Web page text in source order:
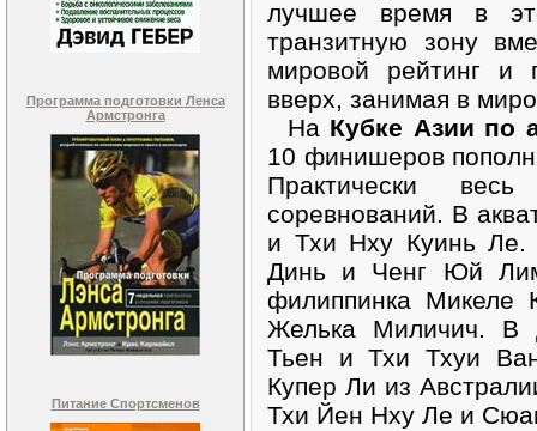
Программа подготовки Ленса
Армстронга
Питание Спортсменов
лучшее время в
транзитную зону
мировой рейтинг и
вверх, занимая в
На Кубке Азии по
10 финишеров
Практически
соревнований. В
и Тхи Нху Куинь Ле.
Динь и Ченг Юй
филиппинка Микеле
Желька Миличич. В
Тьен и Тхи Тхуи
Купер Ли из
Тхи Йен Нху Ле и